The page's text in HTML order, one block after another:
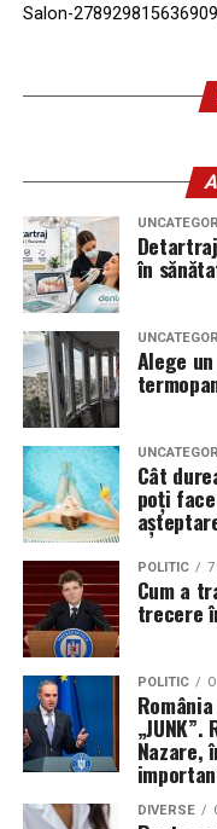
Salon-
în
Alege
Cât
poți
POLITIC
Cum a
trecere
POLITIC
Nazare,
DIVERSE